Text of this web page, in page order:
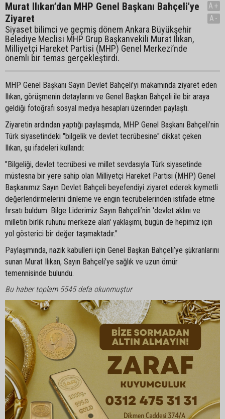
Murat Ilıkan’dan MHP Genel Başkanı Bahçeli'ye
Ziyaret
Siyaset bilimci ve geçmiş dönem Ankara Büyükşehir
Belediye Meclisi MHP Grup Başkanvekili Murat Ilıkan,
Milliyetçi Hareket Partisi (MHP) Genel Merkezi’nde
önemli bir temas gerçekleştirdi.
A+
A-
MHP Genel Başkanı Sayın Devlet Bahçeli’yi makamında ziyaret eden
Ilıkan, görüşmenin detaylarını ve Genel Başkan Bahçeli ile bir araya
geldiği fotoğrafı sosyal medya hesapları üzerinden paylaştı.
Ziyaretin ardından yaptığı paylaşımda, MHP Genel Başkanı Bahçeli’nin
Türk siyasetindeki "bilgelik ve devlet tecrübesine" dikkat çeken
Ilıkan, şu ifadeleri kullandı:
"Bilgeliği, devlet tecrübesi ve millet sevdasıyla Türk siyasetinde
müstesna bir yere sahip olan Milliyetçi Hareket Partisi (MHP) Genel
Başkanımız Sayın Devlet Bahçeli beyefendiyi ziyaret ederek kıymetli
değerlendirmelerini dinleme ve engin tecrübelerinden istifade etme
fırsatı buldum. Bilge Liderimiz Sayın Bahçeli’nin 'devlet aklını ve
milletin birlik ruhunu merkeze alan' yaklaşımı, bugün de hepimiz için
yol gösterici bir değer taşımaktadır."
Paylaşımında, nazik kabulleri için Genel Başkan Bahçeli’ye şükranlarını
sunan Murat Ilıkan, Sayın Bahçeli’ye sağlık ve uzun ömür
temennisinde bulundu.
Bu haber toplam 5545 defa okunmuştur